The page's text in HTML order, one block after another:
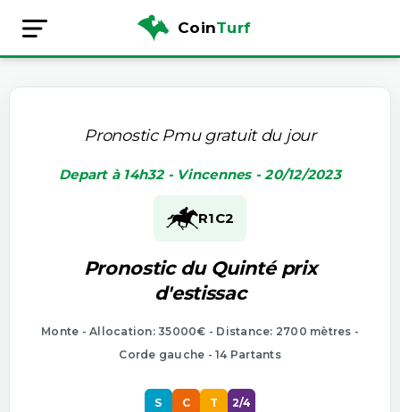
CoinTurf
Pronostic Pmu gratuit du jour
Depart à 14h32 - Vincennes - 20/12/2023
R1C2
Pronostic du Quinté prix
d'estissac
Monte - Allocation: 35000€ - Distance: 2700 mètres -
Corde gauche - 14 Partants
S C T 2/4